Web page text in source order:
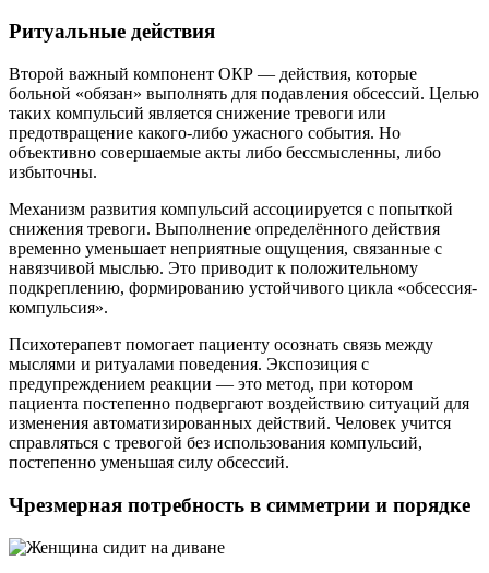
Ритуальные действия
Второй важный компонент ОКР — действия, которые
больной «обязан» выполнять для подавления обсессий. Целью
таких компульсий является снижение тревоги или
предотвращение какого-либо ужасного события. Но
объективно совершаемые акты либо бессмысленны, либо
избыточны.
Механизм развития компульсий ассоциируется с попыткой
снижения тревоги. Выполнение определённого действия
временно уменьшает неприятные ощущения, связанные с
навязчивой мыслью. Это приводит к положительному
подкреплению, формированию устойчивого цикла «обсессия-
компульсия».
Психотерапевт помогает пациенту осознать связь между
мыслями и ритуалами поведения. Экспозиция с
предупреждением реакции — это метод, при котором
пациента постепенно подвергают воздействию ситуаций для
изменения автоматизированных действий. Человек учится
справляться с тревогой без использования компульсий,
постепенно уменьшая силу обсессий.
Чрезмерная потребность в симметрии и порядке